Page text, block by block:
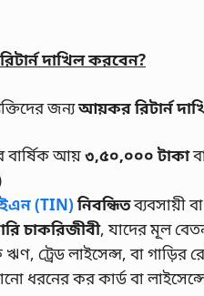
দাখিল করবেন?
জন্যআয়কর রিটার্ন
বার্ষিক আয়৩,৫০,০০০ টাকা
(TIN)নিবন্ধিতব্যবসায়ী
চাকরিজীবী, যাদের মূল
ঋণ, ট্রেড লাইসেন্স, বা গাড়ির
ধরনের কর কার্ড বা